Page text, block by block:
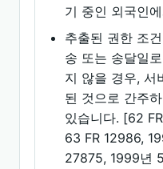
기 중인 외국인
추출된 권한 조
송 또는 송달일
지 않을 경우, 서
된 것으로 간주
있습니다. [62
63 FR 12986,
27875, 1999년